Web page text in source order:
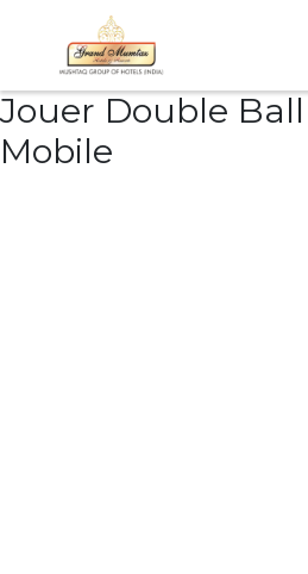
Jouer Double
Mobile